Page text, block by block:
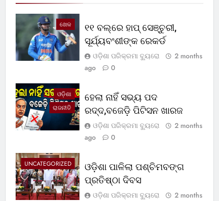
ଖେଳ
୧୧ ବଲ୍‌ରେ ହାପ୍ ସେଞ୍ଚୁରୀ,
ସୂର୍ଯ୍ୟବଂଶୀଙ୍କ ରେକର୍ଡ
ଓଡ଼ିଶା ପରିକ୍ରମା ବ୍ୟୁରୋ
2 months
ago
0
ଓଡ଼ିଶା
ରାଜନୀତି
ହେଲା ନାହିଁ ସଭ୍ୟ ପଦ
ରଦ୍ଦ,ବଜେଡ଼ି ପିଟିସନ ଖାରଜ
ଓଡ଼ିଶା ପରିକ୍ରମା ବ୍ୟୁରୋ
2 months
ago
0
UNCATEGORIZED
ଓଡ଼ିଶା ପାଳିଲା ପଶ୍ଚିମବଙ୍ଗ
ପ୍ରତିଷ୍ଠା ଦିବସ
ଓଡ଼ିଶା ପରିକ୍ରମା ବ୍ୟୁରୋ
2 months